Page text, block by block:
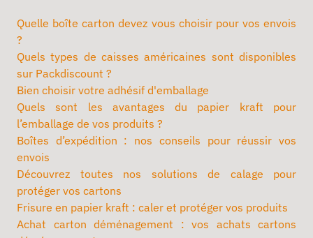
Quelle boîte carton devez vous choisir pour vos envois
?
Quels types de caisses américaines sont disponibles
sur Packdiscount ?
Bien choisir votre adhésif d'emballage
Quels sont les avantages du papier kraft pour
l’emballage de vos produits ?
Boîtes d’expédition : nos conseils pour réussir vos
envois
Découvrez toutes nos solutions de calage pour
protéger vos cartons
Frisure en papier kraft : caler et protéger vos produits
Achat carton déménagement : vos achats cartons